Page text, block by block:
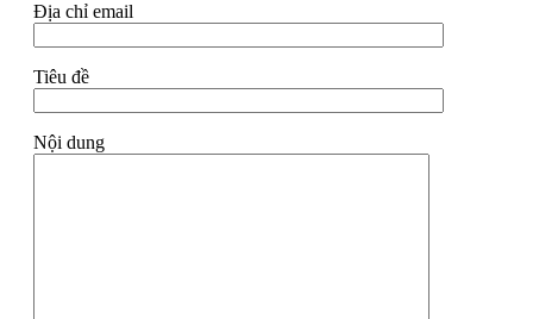
Địa chỉ email
Tiêu đề
Nội dung